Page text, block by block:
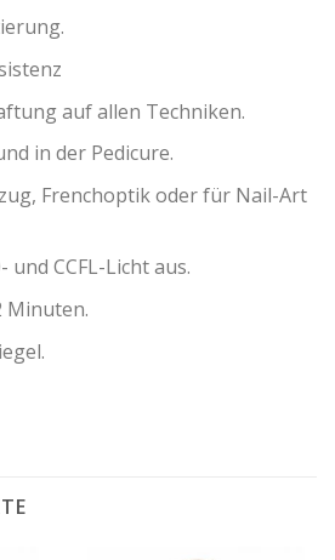
auf allen Techniken.
in der Pedicure.
Frenchoptik oder für Nail-Art
und CCFL-Licht aus.
Minuten.